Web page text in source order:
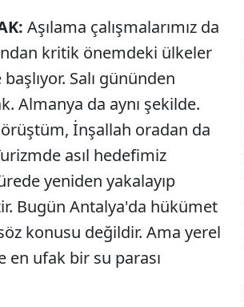
Aşılama çalışmalarımız da
kritik önemdeki ülkeler
Salı gününden
Almanya da aynı şekilde.
İnşallah oradan da
asıl hedefimiz
yeniden yakalayıp
Bugün Antalya'da hükümet
konusu değildir. Ama yerel
en ufak bir su parası